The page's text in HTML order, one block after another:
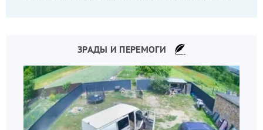
ЗРАДЫ И ПЕРЕМОГИ